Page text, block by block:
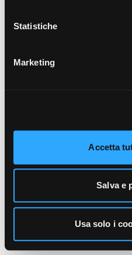
funzionamento, puoi
Statistiche
Marketing
Accetta
Salva e
Usa solo i